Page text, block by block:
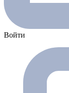
Войти